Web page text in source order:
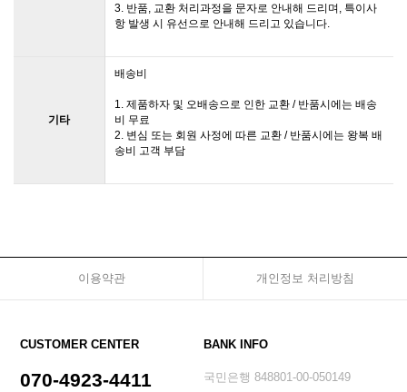
3. 반품, 교환 처리과정을 문자로 안내해 드리며, 특이사
항 발생 시 유선으로 안내해 드리고 있습니다.
기타
배송비
1. 제품하자 및 오배송으로 인한 교환 / 반품시에는 배송
비 무료
2. 변심 또는 회원 사정에 따른 교환 / 반품시에는 왕복 배
송비 고객 부담
이용약관 개인정보 처리방침
CUSTOMER CENTER
070-4923-4411
BANK INFO
국민은행 848801-00-050149